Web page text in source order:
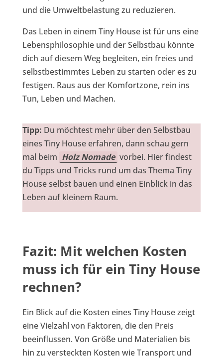
und die Umweltbelastung zu reduzieren.
Das Leben in einem Tiny House ist für uns eine
Lebensphilosophie und der Selbstbau könnte
dich auf diesem Weg begleiten, ein freies und
selbstbestimmtes Leben zu starten oder es zu
festigen. Raus aus der Komfortzone, rein ins
Tun, Leben und Machen.
Tipp: Du möchtest mehr über den Selbstbau
eines Tiny House erfahren, dann schau gern
mal beim Holz Nomade vorbei. Hier findest
du Tipps und Tricks rund um das Thema Tiny
House selbst bauen und einen Einblick in das
Leben auf kleinem Raum.
Fazit: Mit welchen Kosten
muss ich für ein Tiny House
rechnen?
Ein Blick auf die Kosten eines Tiny House zeigt
eine Vielzahl von Faktoren, die den Preis
beeinflussen. Von Größe und Materialien bis
hin zu versteckten Kosten wie Transport und